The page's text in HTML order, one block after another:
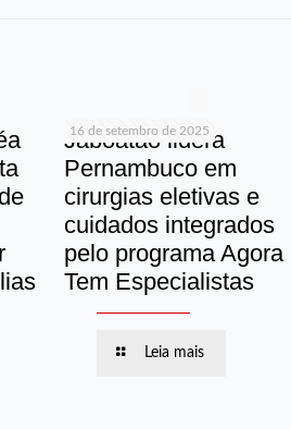
16 de setembro de 2025
Jaboatão lidera
Pernambuco em
cirurgias eletivas e
cuidados integrados
pelo programa Agora
Tem Especialistas
Leia mais